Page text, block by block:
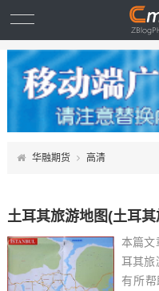
华融期货 高清
土耳其旅游地图(土耳
本篇文
耳其旅
有所